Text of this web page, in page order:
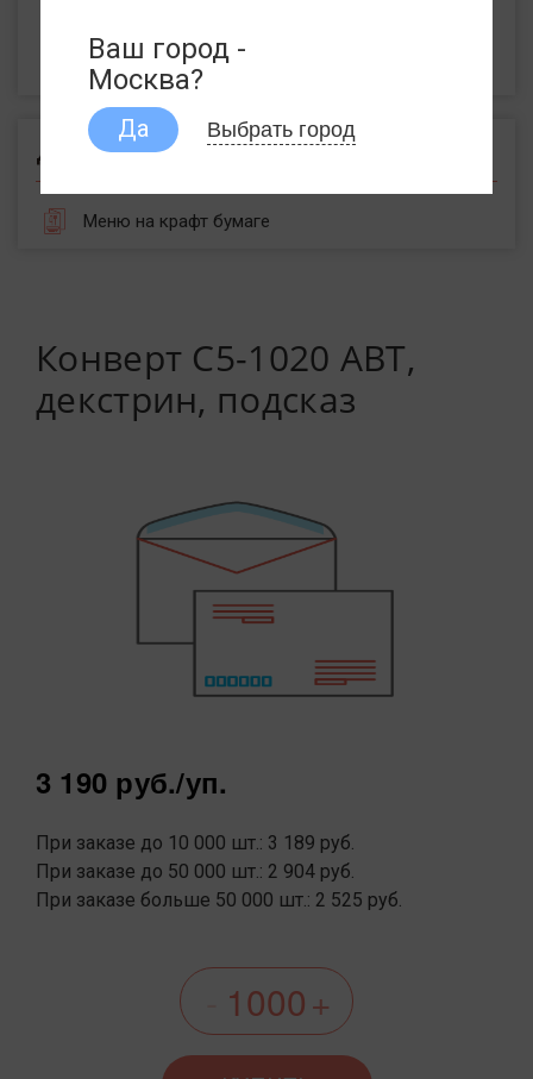
Пакеты из крафт бумаги
Другое
Меню на крафт бумаге
Конверт С5-1020 АВТ,
декстрин, подсказ
3 190 руб./уп.
При заказе до 10 000 шт.: 3 189 руб.
При заказе до 50 000 шт.: 2 904 руб.
При заказе больше 50 000 шт.: 2 525 руб.
Ваш город -
Москва?
Да Выбрать город